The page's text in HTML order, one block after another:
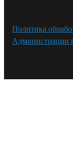
Политика
Администрации